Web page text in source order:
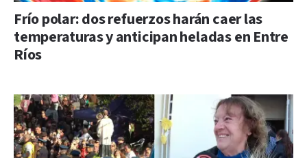
Frío polar: dos refuerzos harán caer las
temperaturas y anticipan heladas en Entre
Ríos